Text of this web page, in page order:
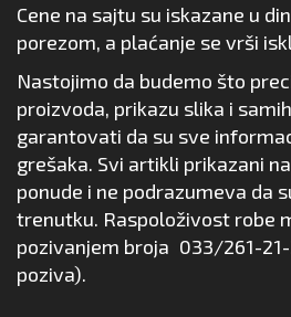
Cene na sajtu su iskazane u
porezom, a plaćanje se vrši
Nastojimo da budemo što
proizvoda, prikazu slika i
garantovati da su sve
grešaka. Svi artikli prikazani
ponude i ne podrazumeva da
trenutku. Raspoloživost robe
pozivanjem broja 033/261-21-
poziva).